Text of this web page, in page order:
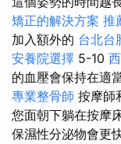
矯正的解決方案 推
加入額外的 台北台
安養院選擇 5-10
的血壓會保持在適
專業整骨師 按摩師
您面朝下躺在按摩
保濕性分泌物會更